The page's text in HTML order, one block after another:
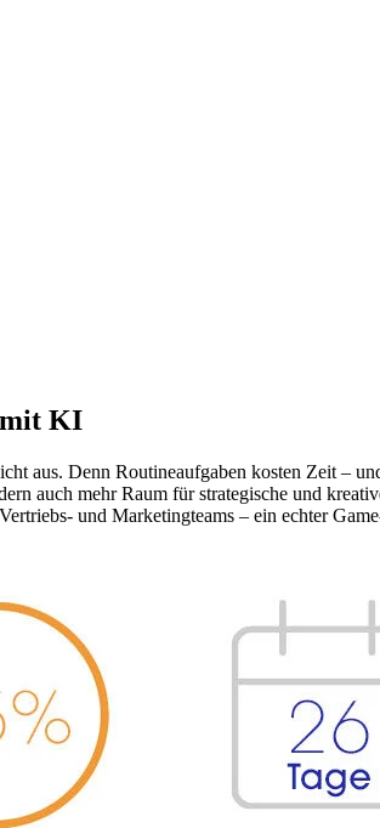
mit KI
aus. Denn Routineaufgaben kosten Zeit –
auch mehr Raum für strategische und
und Marketingteams – ein echter